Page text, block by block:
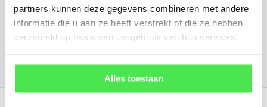
partners kunnen deze gegevens combineren met andere
informatie die u aan ze heeft verstrekt of die ze hebben
verzameld op basis van uw gebruik van hun services.
Alles toestaan
06 45 601 508 (tijdelijk niet bereikbaar)
Recent bekeken